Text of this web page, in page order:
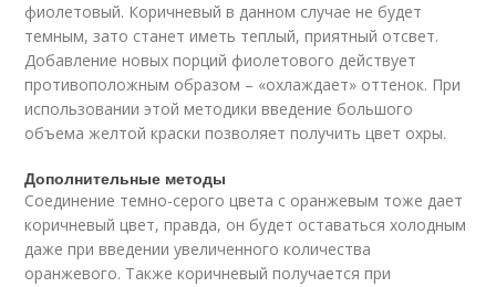
фиолетовый. Коричневый в данном случае не будет
темным, зато станет иметь теплый, приятный отсвет.
Добавление новых порций фиолетового действует
противоположным образом – «охлаждает» оттенок. При
использовании этой методики введение большого
объема желтой краски позволяет получить цвет охры.
Дополнительные методы
Соединение темно-серого цвета с оранжевым тоже дает
коричневый цвет, правда, он будет оставаться холодным
даже при введении увеличенного количества
оранжевого. Также коричневый получается при